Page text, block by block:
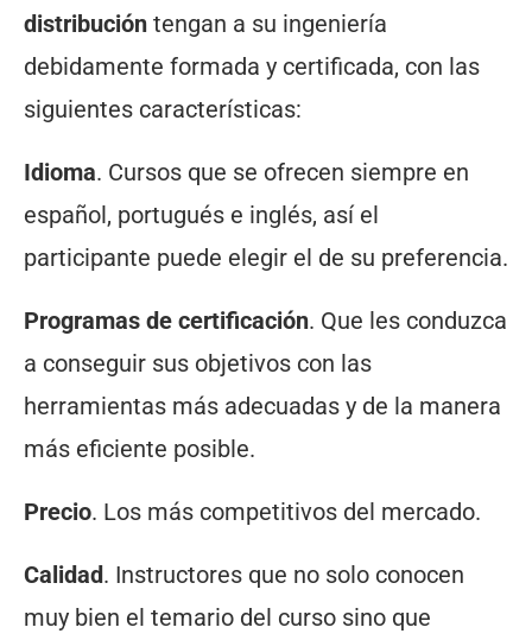
distribución tengan a su ingeniería
debidamente formada y certificada, con las
siguientes características:
Idioma. Cursos que se ofrecen siempre en
español, portugués e inglés, así el
participante puede elegir el de su preferencia.
Programas de certificación. Que les conduzca
a conseguir sus objetivos con las
herramientas más adecuadas y de la manera
más eficiente posible.
Precio. Los más competitivos del mercado.
Calidad. Instructores que no solo conocen
muy bien el temario del curso sino que